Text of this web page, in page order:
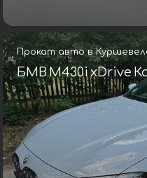
Прокат авто в
БМВ M430i xDrive